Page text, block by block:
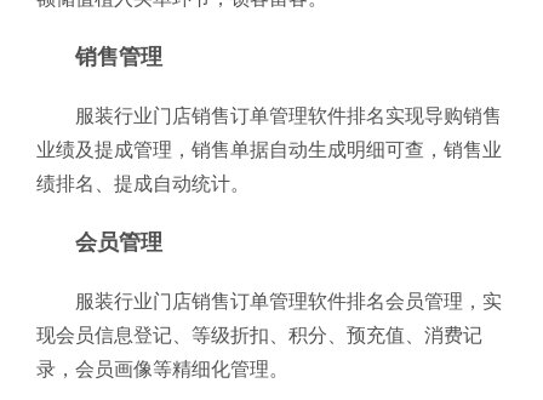
销售管理
服装行业门店销售订单管理软件排名实现导购销售
业绩及提成管理，销售单据自动生成明细可查，销售业
绩排名、提成自动统计。
会员管理
服装行业门店销售订单管理软件排名会员管理，实
现会员信息登记、等级折扣、积分、预充值、消费记
录，会员画像等精细化管理。